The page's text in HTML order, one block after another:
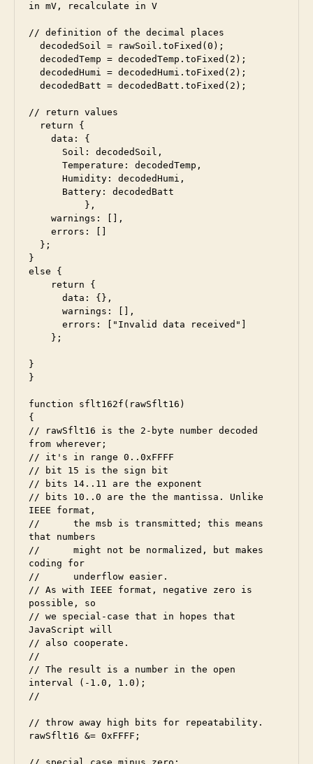
in mV, recalculate in V
// definition of the decimal places
// return values
}
else {
}
}
function sflt162f(rawSflt16)
{
// rawSflt16 is the 2-byte number decoded
from wherever;
// it's in range 0..0xFFFF
// bit 15 is the sign bit
// bits 14..11 are the exponent
// bits 10..0 are the the mantissa. Unlike
IEEE format,
// 	the msb is transmitted; this means
that numbers
//	might not be normalized, but makes
coding for
//	underflow easier.
// As with IEEE format, negative zero is
possible, so
// we special-case that in hopes that
JavaScript will
// also cooperate.
//
// The result is a number in the open
interval (-1.0, 1.0);
//
// throw away high bits for repeatability.
rawSflt16 &= 0xFFFF;